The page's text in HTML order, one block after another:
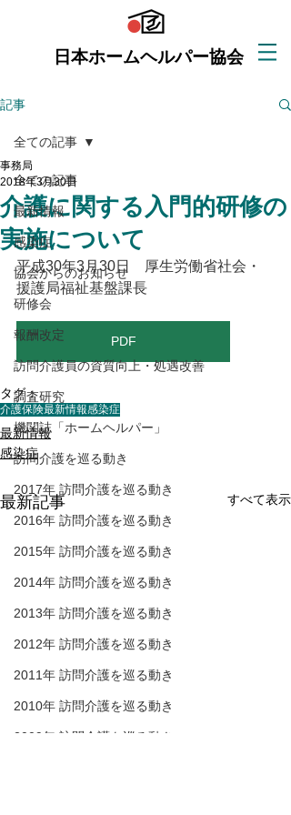
日本ホームヘルパー協会
記事
全ての記事
最新情報
感染症
協会からのお知らせ
研修会
報酬改定
訪問介護員の資質向上・処遇改善
調査研究
機関誌「ホームヘルパー」
訪問介護を巡る動き
2017年 訪問介護を巡る動き
2016年 訪問介護を巡る動き
2015年 訪問介護を巡る動き
2014年 訪問介護を巡る動き
2013年 訪問介護を巡る動き
2012年 訪問介護を巡る動き
2011年 訪問介護を巡る動き
2010年 訪問介護を巡る動き
2009年 訪問介護を巡る動き
全ての記事
介護に関する入門的研修の
実施について
事務局
2018年3月30日
平成30年3月30日　厚生労働省社会・
援護局福祉基盤課長
PDF
タグ：
介護保険最新情報感染症
最新情報
感染症
最新記事 すべて表示